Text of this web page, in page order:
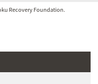
Recovery Foundation.